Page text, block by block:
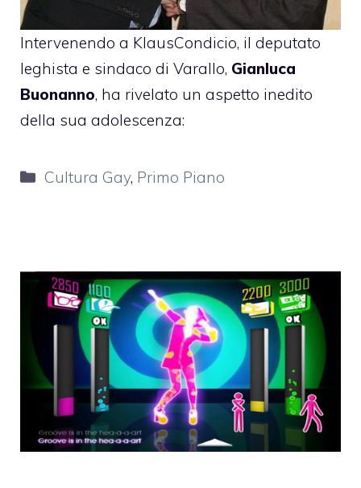
Intervenendo a KlausCondicio, il deputato
leghista e sindaco di Varallo, Gianluca
Buonanno, ha rivelato un aspetto inedito
della sua adolescenza:
Categorie
Cultura Gay, Primo Piano